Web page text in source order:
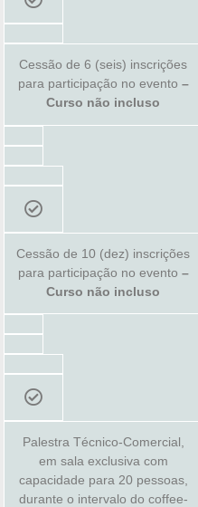
Cessão de 6 (seis) inscrições
para participação no evento –
Curso não incluso
Cessão de 10 (dez) inscrições
para participação no evento –
Curso não incluso
Palestra Técnico-Comercial,
em sala exclusiva com
capacidade para 20 pessoas,
durante o intervalo do coffee-